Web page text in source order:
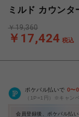
ミルド カウン
￥17,424 税込
￥19,360
ポケパル払いで 0〜0
（1P=1円）※キャン
会員登録後、ポケパル払